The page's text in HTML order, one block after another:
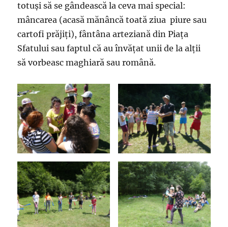
totuși să se gândească la ceva mai special:
mâncarea (acasă mănâncă toată ziua piure sau
cartofi prăjiți), fântâna arteziană din Piața
Sfatului sau faptul că au învățat unii de la alții
să vorbeasc maghiară sau română.